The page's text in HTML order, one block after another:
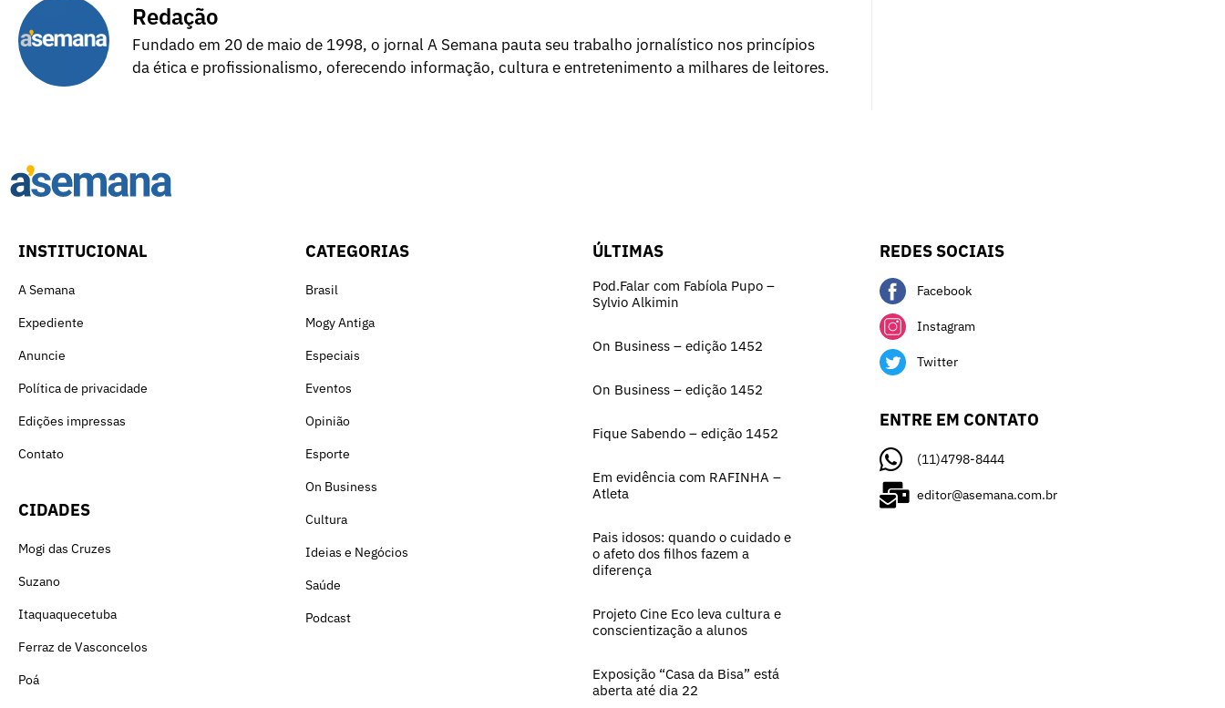
Redação
Fundado em 20 de maio de 1998, o jornal A Semana pauta seu trabalho jornalístico nos princípios
da ética e profissionalismo, oferecendo informação, cultura e entretenimento a milhares de leitores.
INSTITUCIONAL
A Semana
Expediente
Anuncie
Política de privacidade
Edições impressas
Contato
CIDADES
Mogi das Cruzes
Suzano
Itaquaquecetuba
Ferraz de Vasconcelos
Poá
CATEGORIAS
Brasil
Mogy Antiga
Especiais
Eventos
Opinião
Esporte
On Business
Cultura
Ideias e Negócios
Saúde
Podcast
ÚLTIMAS
Pod.Falar com Fabíola Pupo –
Sylvio Alkimin
On Business – edição 1452
On Business – edição 1452
Fique Sabendo – edição 1452
Em evidência com RAFINHA –
Atleta
Pais idosos: quando o cuidado e
o afeto dos filhos fazem a
diferença
Projeto Cine Eco leva cultura e
conscientização a alunos
Exposição “Casa da Bisa” está
aberta até dia 22
REDES SOCIAIS
Facebook
Instagram
Twitter
ENTRE EM CONTATO
(11)4798-8444
editor@asemana.com.br